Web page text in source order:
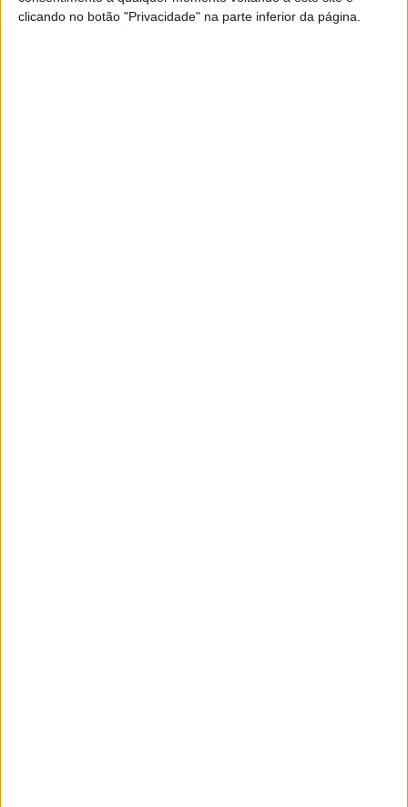
clicando no botão "Privacidade" na parte inferior da página.
Nesta vila alentejana, a mais de 800 metros de
altitude, há vistas e paisagens naturais